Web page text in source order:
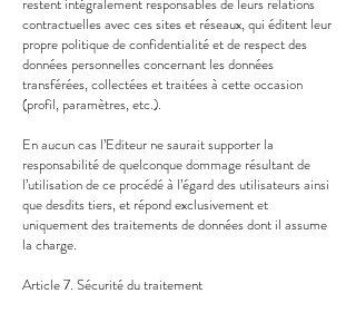
contractuelles avec ces sites et réseaux, qui éditent leur
propre politique de confidentialité et de respect des
données personnelles concernant les données
transférées, collectées et traitées à cette occasion
(profil, paramètres, etc.).
En aucun cas l’Editeur ne saurait supporter la
responsabilité de quelconque dommage résultant de
l’utilisation de ce procédé à l’égard des utilisateurs ainsi
que desdits tiers, et répond exclusivement et
uniquement des traitements de données dont il assume
la charge.
Article 7. Sécurité du traitement